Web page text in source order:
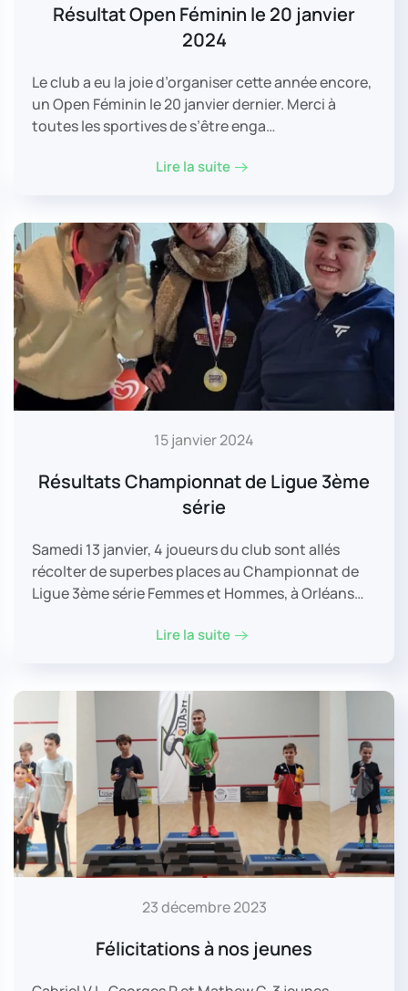
Résultat Open Féminin le 20 janvier
2024
Le club a eu la joie d’organiser cette année encore,
un Open Féminin le 20 janvier dernier. Merci à
toutes les sportives de s’être enga…
Lire la suite
15 janvier 2024
Résultats Championnat de Ligue 3ème
série
Samedi 13 janvier, 4 joueurs du club sont allés
récolter de superbes places au Championnat de
Ligue 3ème série Femmes et Hommes, à Orléans…
Lire la suite
23 décembre 2023
Félicitations à nos jeunes